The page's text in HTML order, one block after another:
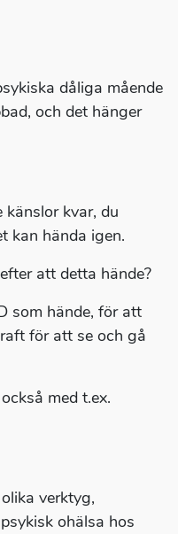
dåliga mående
och det hänger
känslor kvar, du
kan hända igen.
att detta hände?
som hände, för att
för att se och gå
med t.ex.
verktyg,
ohälsa hos